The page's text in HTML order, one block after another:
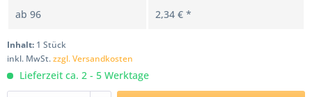
ab 96 2,34 € *
Inhalt: 1 Stück
inkl. MwSt.zzgl. Versandkosten
Lieferzeit ca. 2 - 5 Werktage